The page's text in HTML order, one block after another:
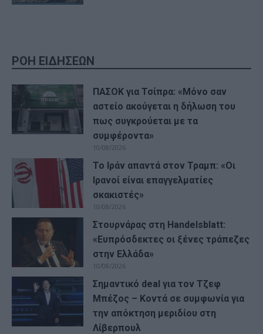
ΡΟΗ ΕΙΔΗΣΕΩΝ
ΠΑΣΟΚ για Τσίπρα: «Μόνο σαν
αστείο ακούγεται η δήλωση του
πως συγκρούεται με τα
συμφέροντα»
10/08/2026
Το Ιράν απαντά στον Τραμπ: «Οι
Ιρανοί είναι επαγγελματίες
σκακιστές»
10/08/2026
Στουρνάρας στη Handelsblatt:
«Ευπρόσδεκτες οι ξένες τράπεζες
στην Ελλάδα»
10/08/2026
Σημαντικό deal για τον Τζεφ
Μπέζος – Κοντά σε συμφωνία για
την απόκτηση μεριδίου στη
Λίβερπουλ